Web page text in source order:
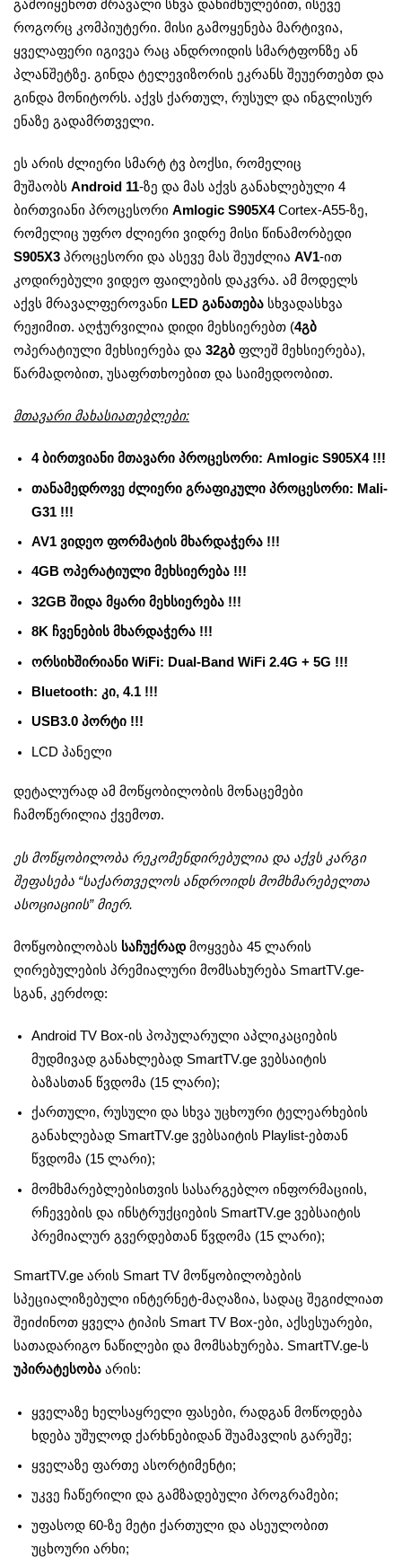
გამოიყენოთ მრავალი სხვა დანიშნულებით, ისევე
როგორც კომპიუტერი. მისი გამოყენება მარტივია,
ყველაფერი იგივეა რაც ანდროიდის სმარტფონზე ან
პლანშეტზე. გინდა ტელევიზორის ეკრანს შეუერთებთ და
გინდა მონიტორს. აქვს ქართულ, რუსულ და ინგლისურ
ენაზე გადამრთველი.
ეს არის ძლიერი სმარტ ტვ ბოქსი, რომელიც
მუშაობს Android 11-ზე და მას აქვს განახლებული 4
ბირთვიანი პროცესორი Amlogic S905X4Cortex-A55-ზე,
რომელიც უფრო ძლიერი ვიდრე მისი წინამორბედი
S905X3 პროცესორი და ასევე მას შეუძლია AV1-ით
კოდირებული ვიდეო ფაილების დაკვრა. ამ მოდელს
აქვს მრავალფეროვანი LED განათება სხვადასხვა
რეჟიმით. აღჭურვილია დიდი მეხსიერებთ (4გბ
ოპერატიული მეხსიერება და 32გბ ფლეშ მეხსიერება),
წარმადობით, უსაფრთხოებით და საიმედოობით.
მთავარი მახასიათებლები:
4 ბირთვიანი მთავარი პროცესორი: Amlogic S905X4 !!!
თანამედროვე ძლიერი გრაფიკული პროცესორი: Mali-
G31 !!!
AV1 ვიდეო ფორმატის მხარდაჭერა !!!
4GB ოპერატიული მეხსიერება !!!
32GB შიდა მყარი მეხსიერება !!!
8K ჩვენების მხარდაჭერა !!!
ორსიხშირიანი WiFi: Dual-Band WiFi 2.4G + 5G !!!
Bluetooth: კი, 4.1 !!!
USB3.0 პორტი !!!
LCD პანელი
დეტალურად ამ მოწყობილობის მონაცემები
ჩამოწერილია ქვემოთ.
ეს მოწყობილობა რეკომენდირებულია და აქვს კარგი
შეფასება “საქართველოს ანდროიდს მომხმარებელთა
ასოციაციის” მიერ.
მოწყობილობას საჩუქრად მოყვება 45 ლარის
ღირებულების პრემიალური მომსახურება SmartTV.ge-
სგან, კერძოდ:
Android TV Box-ის პოპულარული აპლიკაციების
მუდმივად განახლებად SmartTV.ge ვებსაიტის
ბაზასთან წვდომა (15 ლარი);
ქართული, რუსული და სხვა უცხოური ტელეარხების
განახლებად SmartTV.ge ვებსაიტის Playlist-ებთან
წვდომა (15 ლარი);
მომხმარებლებისთვის სასარგებლო ინფორმაციის,
რჩევების და ინსტრუქციების SmartTV.ge ვებსაიტის
პრემიალურ გვერდებთან წვდომა (15 ლარი);
SmartTV.ge არის Smart TV მოწყობილობების
სპეციალიზებული ინტერნეტ-მაღაზია, სადაც შეგიძლიათ
შეიძინოთ ყველა ტიპის Smart TV Box-ები, აქსესუარები,
სათადარიგო ნაწილები და მომსახურება. SmartTV.ge-ს
უპირატესობა არის:
ყველაზე ხელსაყრელი ფასები, რადგან მოწოდება
ხდება უშულოდ ქარხნებიდან შუამავლის გარეშე;
ყველაზე ფართე ასორტიმენტი;
უკვე ჩაწერილი და გამზადებული პროგრამები;
უფასოდ 60-ზე მეტი ქართული და ასეულობით
უცხოური არხი;